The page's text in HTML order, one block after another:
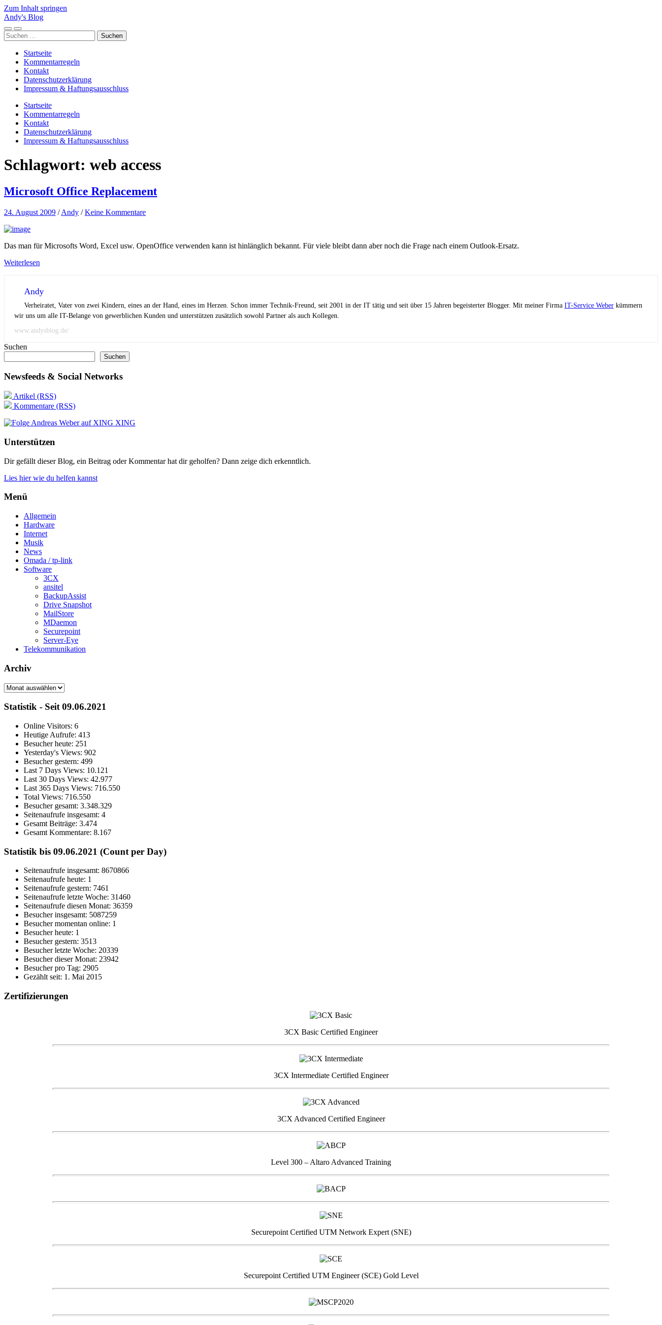
Zum Inhalt springen
Andy's Blog
Mobile-
Menü
Suchfeld
ein-/ausblenden
Suchen
nach:
Startseite
Kommentarregeln
Kontakt
Datenschutzerklärung
Impressum & Haftungsausschluss
Startseite
Kommentarregeln
Kontakt
Datenschutzerklärung
Impressum & Haftungsausschluss
Schlagwort: web access
Microsoft Office Replacement
24. August 2009 /Andy /Keine Kommentare
Das man für Microsofts Word, Excel usw. OpenOffice verwenden kann ist hinlänglich bekannt. Für viele bleibt dann aber noch die Frage nach einem Outlook-Ersatz.
Weiterlesen
Andy
Verheiratet, Vater von zwei Kindern, eines an der Hand, eines im Herzen. Schon immer Technik-Freund, seit 2001 in der IT tätig und seit über 15 Jahren begeisterter Blogger. Mit meiner Firma IT-Service Weber kümmern
wir uns um alle IT-Belange von gewerblichen Kunden und unterstützen zusätzlich sowohl Partner als auch Kollegen.
www.andysblog.de/
Suchen
Suchen
Newsfeeds & Social Networks
Artikel (RSS)
Kommentare (RSS)
XING
Unterstützen
Dir gefällt dieser Blog, ein Beitrag oder Kommentar hat dir geholfen? Dann zeige dich erkenntlich.
Lies hier wie du helfen kannst
Menü
Allgemein
Hardware
Internet
Musik
News
Omada / tp-link
Software
3CX
ansitel
BackupAssist
Drive Snapshot
MailStore
MDaemon
Securepoint
Server-Eye
Telekommunikation
Archiv
Archiv
Statistik - Seit 09.06.2021
Online Visitors: 6
Heutige Aufrufe: 413
Besucher heute: 251
Yesterday's Views: 902
Besucher gestern: 499
Last 7 Days Views: 10.121
Last 30 Days Views: 42.977
Last 365 Days Views: 716.550
Total Views: 716.550
Besucher gesamt: 3.348.329
Seitenaufrufe insgesamt: 4
Gesamt Beiträge: 3.474
Gesamt Kommentare: 8.167
Statistik bis 09.06.2021 (Count per Day)
Seitenaufrufe insgesamt: 8670866
Seitenaufrufe heute: 1
Seitenaufrufe gestern: 7461
Seitenaufrufe letzte Woche: 31460
Seitenaufrufe diesen Monat: 36359
Besucher insgesamt: 5087259
Besucher momentan online: 1
Besucher heute: 1
Besucher gestern: 3513
Besucher letzte Woche: 20339
Besucher dieser Monat: 23942
Besucher pro Tag: 2905
Gezählt seit: 1. Mai 2015
Zertifizierungen
3CX Basic Certified Engineer
3CX Intermediate Certified Engineer
3CX Advanced Certified Engineer
Level 300 – Altaro Advanced Training
Securepoint Certified UTM Network Expert (SNE)
Securepoint Certified UTM Engineer (SCE) Gold Level